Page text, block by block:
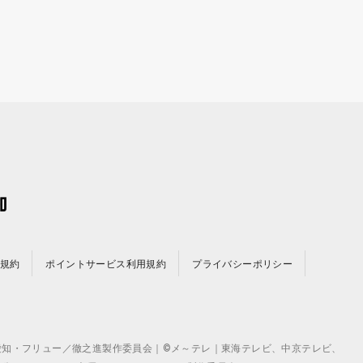
約 ポイントサービス利用規約 プライバシーポリシー
フリュー／徹之進製作委員会｜©メ～テレ｜東海テレビ、中京テレビ、